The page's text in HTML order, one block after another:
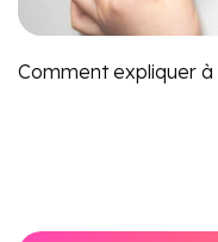
Comment expliquer